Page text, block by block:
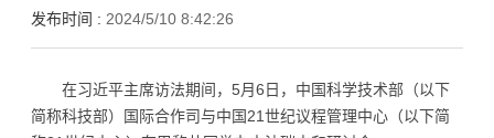
发布时间 : 2024/5/10 8:42:26
在习近平主席访法期间，5月6日，中国科学技术部（以下
简称科技部）国际合作司与中国21世纪议程管理中心（以下简